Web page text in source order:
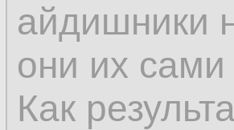
айдишники
они их
Как